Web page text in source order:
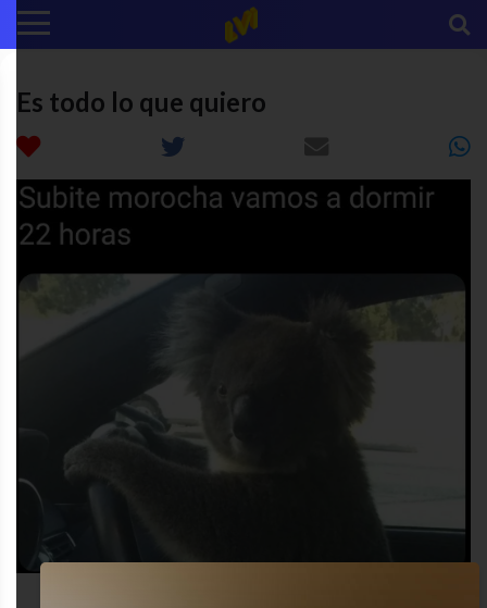
Es todo lo que quiero